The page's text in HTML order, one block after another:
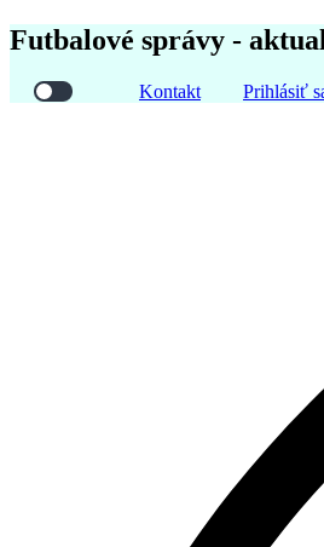
Futbalové správy -
Kontakt Prihlásiť